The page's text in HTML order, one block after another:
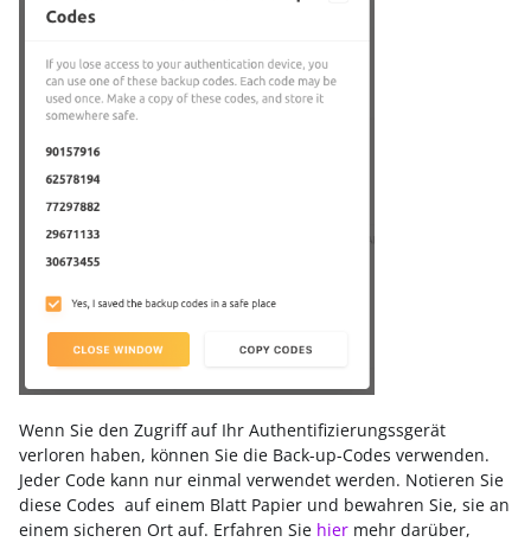
Wenn Sie den Zugriff auf Ihr Authentifizierungssgerät
verloren haben, können Sie die Back-up-Codes verwenden.
Jeder Code kann nur einmal verwendet werden. Notieren Sie
diese Codes auf einem Blatt Papier und bewahren Sie, sie an
einem sicheren Ort auf. Erfahren Sie hier mehr darüber,